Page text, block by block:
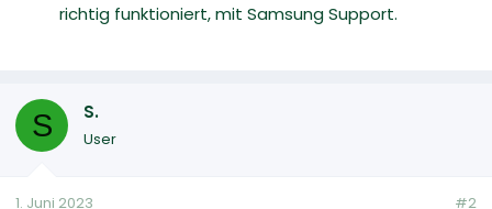
richtig funktioniert, mit Samsung Support.
S S.
User
1. Juni 2023 #2